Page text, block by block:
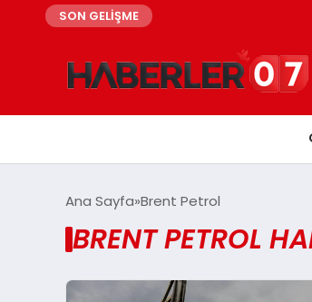
SON GELİŞME
Ana Sayfa Brent Petrol
BRENT PETROL